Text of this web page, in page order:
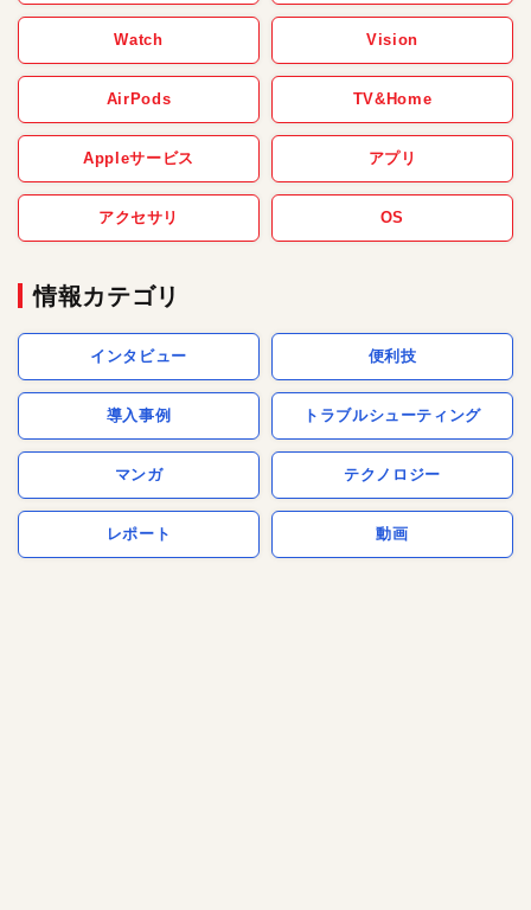
Watch Vision
AirPods TV&Home
Appleサービス アプリ
アクセサリ OS
情報カテゴリ
インタビュー 便利技
導入事例 トラブルシューティング
マンガ テクノロジー
レポート 動画